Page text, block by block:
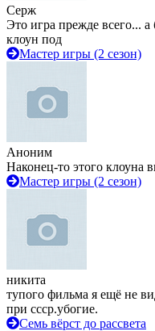
Серж
Это игра прежде всего...
клоун под
Мастер игры (2 сезон)
Аноним
Наконец-то этого клоуна
Мастер игры (2 сезон)
никита
тупого фильма я ещё не
при ссср.убогие.
Семь вёрст до рассвета